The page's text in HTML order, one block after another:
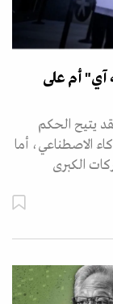
آي" أم على
يتيح الحكم
الاصطناعي، أما
الكبرى